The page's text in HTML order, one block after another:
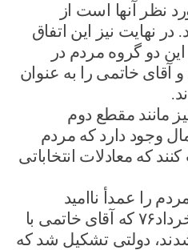
نظر آنها است از
نهایت نیز این اتفاق
دو گروه مردم در
آقای خاتمی را به عنوان
مانند مقطع دوم
احتمال وجود دارد که مردم
که معادلات انتخاباتی
را عمدأ ناامید
می‌کنند. پس از ناامیدی خرداد۷۶ که آقای خاتمی با
دولتی تشکیل شد که